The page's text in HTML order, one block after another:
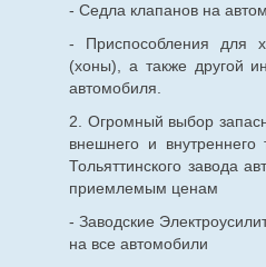
- Седла клапанов на
- Приспособления для
(хоны), а также другой
автомобиля.
2. Огромный выбор
внешнего и внутреннего
Тольяттинского завода
приемлемым ценам
- Заводские
на все автомобили